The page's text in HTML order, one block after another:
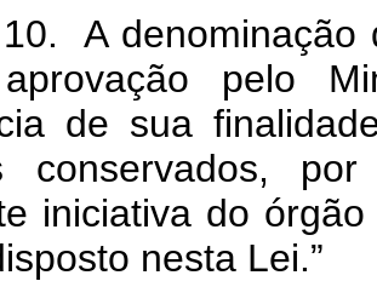
10. A
pelo
de sua
conservados,
iniciativa do
nesta Lei.”